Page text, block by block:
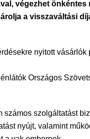
végezhet
a visszaváltási
nyitott
Országos
szolgáltatást
nyújt, valamint